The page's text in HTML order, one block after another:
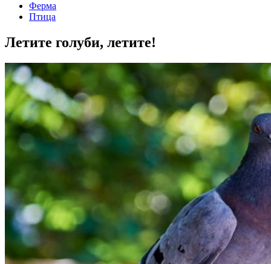
Ферма
Птица
Летите голуби, летите!